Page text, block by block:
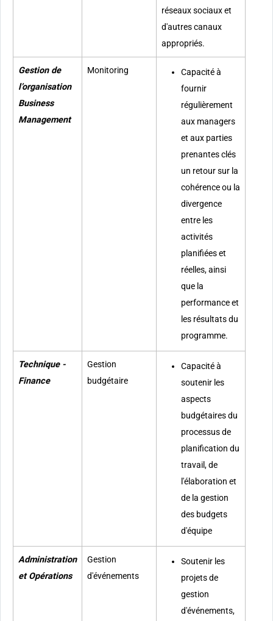
réseaux sociaux et
d'autres canaux
appropriés.
Gestion de
l’organisation
Business
Management
Monitoring
Capacité à
fournir
régulièrement
aux managers
et aux parties
prenantes clés
un retour sur la
cohérence ou la
divergence
entre les
activités
planifiées et
réelles, ainsi
que la
performance et
les résultats du
programme.
Technique -
Finance
Gestion
budgétaire
Capacité à
soutenir les
aspects
budgétaires du
processus de
planification du
travail, de
l'élaboration et
de la gestion
des budgets
d'équipe
Administration
et Opérations
Gestion
d'événements
Soutenir les
projets de
gestion
d'événements,